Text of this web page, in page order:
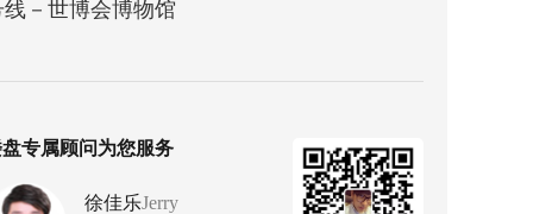
线－世博会博物馆
专属顾问为您服务
徐佳乐Jerry